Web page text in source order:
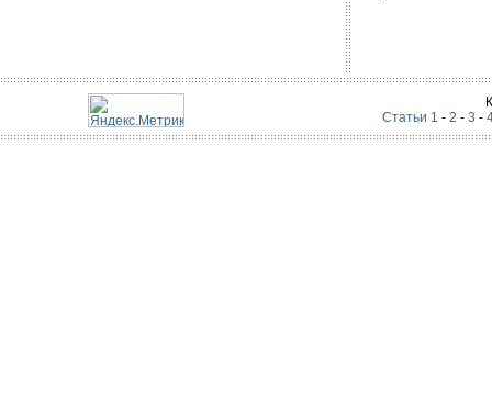
Статьи 1 - 2 - 3 -